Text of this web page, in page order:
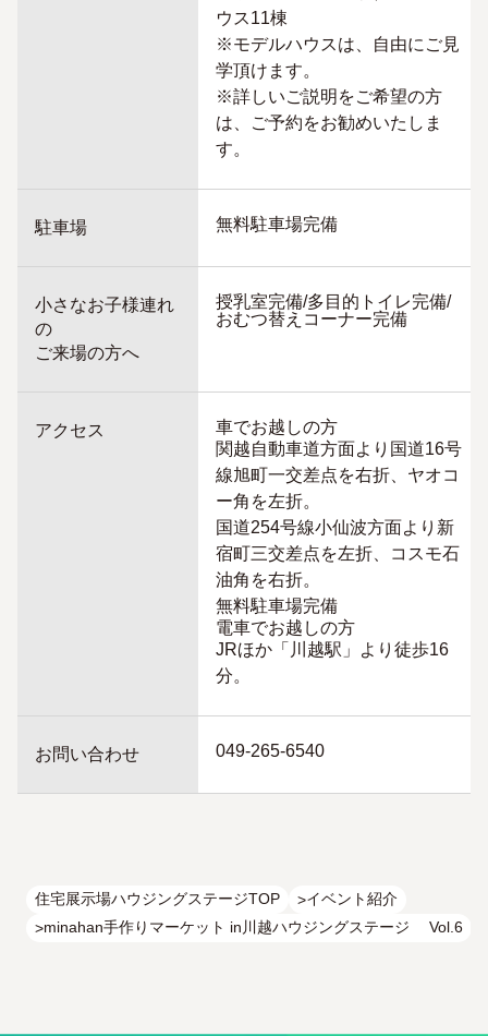
ウス11棟
※モデルハウスは、自由にご見
学頂けます。
※詳しいご説明をご希望の方
は、ご予約をお勧めいたしま
す。
駐車場 無料駐車場完備
小さなお子様連れ
の
ご来場の方へ
授乳室完備/多目的トイレ完備/
おむつ替えコーナー完備
アクセス
車でお越しの方
関越自動車道方面より国道16号
線旭町一交差点を右折、ヤオコ
ー角を左折。
国道254号線小仙波方面より新
宿町三交差点を左折、コスモ石
油角を右折。
無料駐車場完備
電車でお越しの方
JRほか「川越駅」より徒歩16
分。
お問い合わせ 049-265-6540
住宅展示場ハウジングステージTOP
イベント紹介
minahan手作りマーケット in川越ハウジングステージ Vol.6